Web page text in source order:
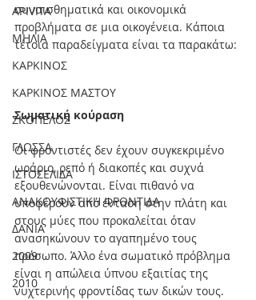
APIVITA
ΜΗΛΙΑ
ΚΑΡΚΙΝΟΣ
ΚΑΡΚΙΝΟΣ ΜΑΣΤΟΥ
ΣΚΟΠΕΛΟΣ
ΓΛΩΣΣΑ
ΙΣΤΟΣΕΛΙΔΑ
ΑΝΑΚΟΥΦΙΣΤΙΚΗ ΦΡΟΝΤΙΔΑ
ΔΑΝΙΑ
2009
2010
συναισθηματικά και οικονομικά
προβλήματα σε μια οικογένεια. Κάποια
τέτοια παραδείγματα είναι τα παρακάτω:
Σωματική κούραση
Οι φροντιστές δεν έχουν συγκεκριμένο
ωράριο, ρεπό ή διακοπές και συχνά
εξουθενώνονται. Είναι πιθανό να
υποφέρουν από ένταση στην πλάτη και
στους μύες που προκαλείται όταν
ανασηκώνουν το αγαπημένο τους
πρόσωπο. Άλλο ένα σωματικό πρόβλημα
είναι η απώλεια ύπνου εξαιτίας της
νυχτερινής φροντίδας των δικών τους.